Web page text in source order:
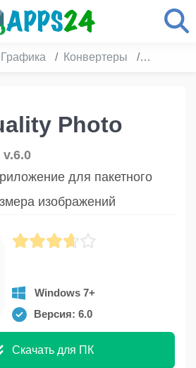
Графика Конвертеры High
Photo
v.6.0
для пакетного
изображений
Windows 7+
Версия: 6.0
Скачать для ПК